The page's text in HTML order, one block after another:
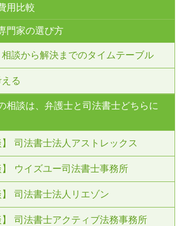
用比較
門家の選び方
談から解決までのタイムテーブル
る
相談は、弁護士と司法書士どちらに
】 司法書士法人アストレックス
】 ウイズユー司法書士事務所
】 司法書士法人リエゾン
】 司法書士アクティブ法務事務所